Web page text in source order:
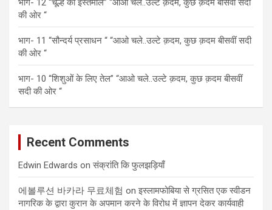
भाग- 12 “चूल्हे का इस्तेमाल” “आओ चले..उल्टे क़दम, कुछ क़दम बीसवीं सदी
की ओर “
भाग- 11 “सौन्दर्य प्रसाधन “ “आओ चले..उल्टे क़दम, कुछ क़दम बीसवीं सदी
की ओर “
भाग- 10 “शिशुओं के लिए तेल” “आओ चले..उल्टे क़दम, कुछ क़दम बीसवीं
सदी की ओर “
Recent Comments
Edwin Edwards onसंक्रांति कि फुलझड़ियाँ
에볼루션 바카라 무료체험 onइस्लामफोबिया से ग्रसित एक स्वीडन
नागरिक के द्वारा कुरान के अपमान करने के विरोध में ज्ञापन देकर कार्यवाही